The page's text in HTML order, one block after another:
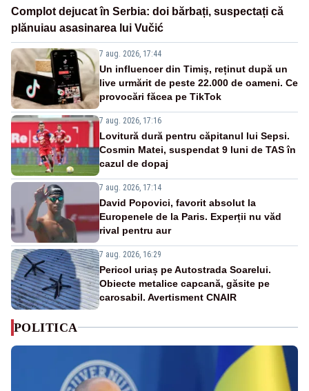
Complot dejucat în Serbia: doi bărbați, suspectați că
plănuiau asasinarea lui Vučić
7 aug. 2026, 17:44
Un influencer din Timiș, reținut după un
live urmărit de peste 22.000 de oameni. Ce
provocări făcea pe TikTok
7 aug. 2026, 17:16
Lovitură dură pentru căpitanul lui Sepsi.
Cosmin Matei, suspendat 9 luni de TAS în
cazul de dopaj
7 aug. 2026, 17:14
David Popovici, favorit absolut la
Europenele de la Paris. Experții nu văd
rival pentru aur
7 aug. 2026, 16:29
Pericol uriaș pe Autostrada Soarelui.
Obiecte metalice capcană, găsite pe
carosabil. Avertisment CNAIR
POLITICA